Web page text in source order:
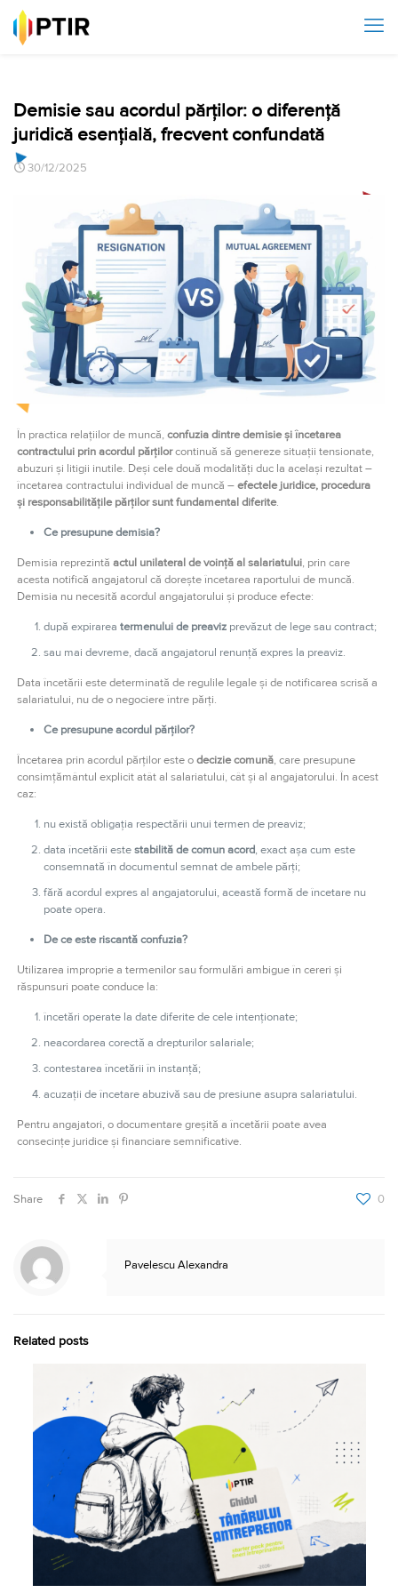
Demisie sau acordul părților: o diferență
juridică esențială, frecvent confundată
30/12/2025
În practica relațiilor de muncă,confuzia dintre demisie și încetarea
contractului prin acordul părțilorcontinuă să genereze situații tensionate,
abuzuri și litigii inutile. Deși cele două modalități duc la același rezultat –
încetarea contractului individual de muncă –efectele juridice, procedura
și responsabilitățile părților sunt fundamental diferite.
Ce presupune demisia?
Demisia reprezintăactul unilateral de voință al salariatului, prin care
acesta notifică angajatorul că dorește încetarea raportului de muncă.
Demisia nu necesită acordul angajatorului și produce efecte:
după expirareatermenului de preaviz prevăzut de lege sau contract;
sau mai devreme, dacă angajatorul renunță expres la preaviz.
Data încetării este determinată de regulile legale și de notificarea scrisă a
salariatului, nu de o negociere între părți.
Ce presupune acordul părților?
Încetarea prin acordul părților este odecizie comună, care presupune
consimțământul explicit atât al salariatului, cât și al angajatorului. În acest
caz:
nu există obligația respectării unui termen de preaviz;
data încetării estestabilită de comun acord, exact așa cum este
consemnată în documentul semnat de ambele părți;
fără acordul expres al angajatorului, această formă de încetare nu
poate opera.
De ce este riscantă confuzia?
Utilizarea improprie a termenilor sau formulări ambigue în cereri și
răspunsuri poate conduce la:
încetări operate la date diferite de cele intenționate;
neacordarea corectă a drepturilor salariale;
contestarea încetării în instanță;
acuzații de încetare abuzivă sau de presiune asupra salariatului.
Pentru angajatori, o documentare greșită a încetării poate avea
consecințe juridice și financiare semnificative.
Share 0
Pavelescu Alexandra
Related posts